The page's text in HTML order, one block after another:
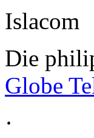
Islacom
Die
Globe
·